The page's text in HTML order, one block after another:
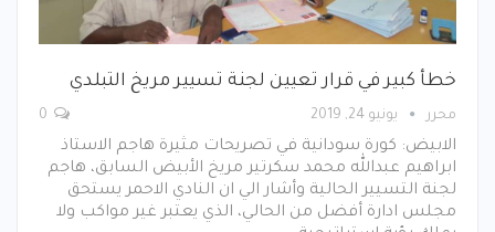
خطأ كبير في قرار تعيين لجنة تسيير مريخ التبلدي
محرر يونيو 24, 2019
الابيض: كورة سودانية في تصريحات مثيرة هاجم الاستاذ
ابراهيم عبدالله محمد سكرتير مريخ الأبيض السابق، هاجم
لجنة التسيير الحالية وأشار الي ان النادي الاحمر يستحق
مجلس ادارة أفضل من الحالي، الذي يعتبر غير مواكب ولا